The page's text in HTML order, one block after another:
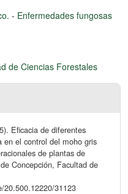
- Enfermedades fungosas
de Ciencias Forestales
Eficacia de diferentes
en el control del moho gris
de plantas de
Concepción, Facultad de
20.500.12220/31123